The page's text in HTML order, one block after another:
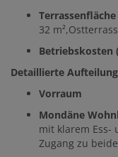
32
Betriebskosten
Detaillierte
Vorraum
Mondäne
mit klarem Ess-
Zugang zu